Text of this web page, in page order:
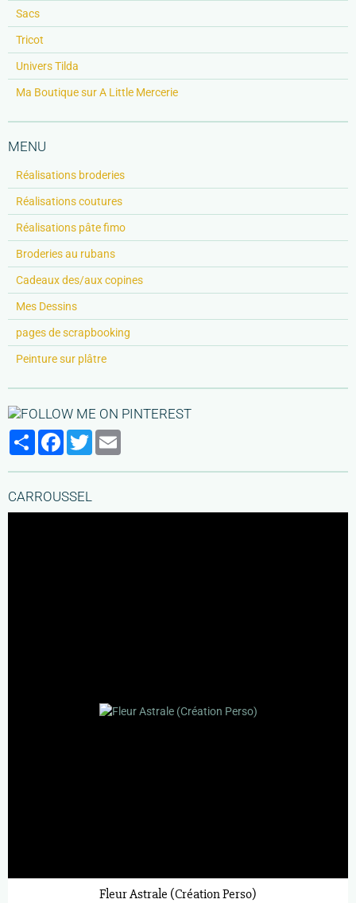
Sacs
Tricot
Univers Tilda
Ma Boutique sur A Little Mercerie
MENU
Réalisations broderies
Réalisations coutures
Réalisations pâte fimo
Broderies au rubans
Cadeaux des/aux copines
Mes Dessins
pages de scrapbooking
Peinture sur plâtre
PartagerFacebook
Twitter
CARROUSSEL
Fleur Astrale (Création Perso)